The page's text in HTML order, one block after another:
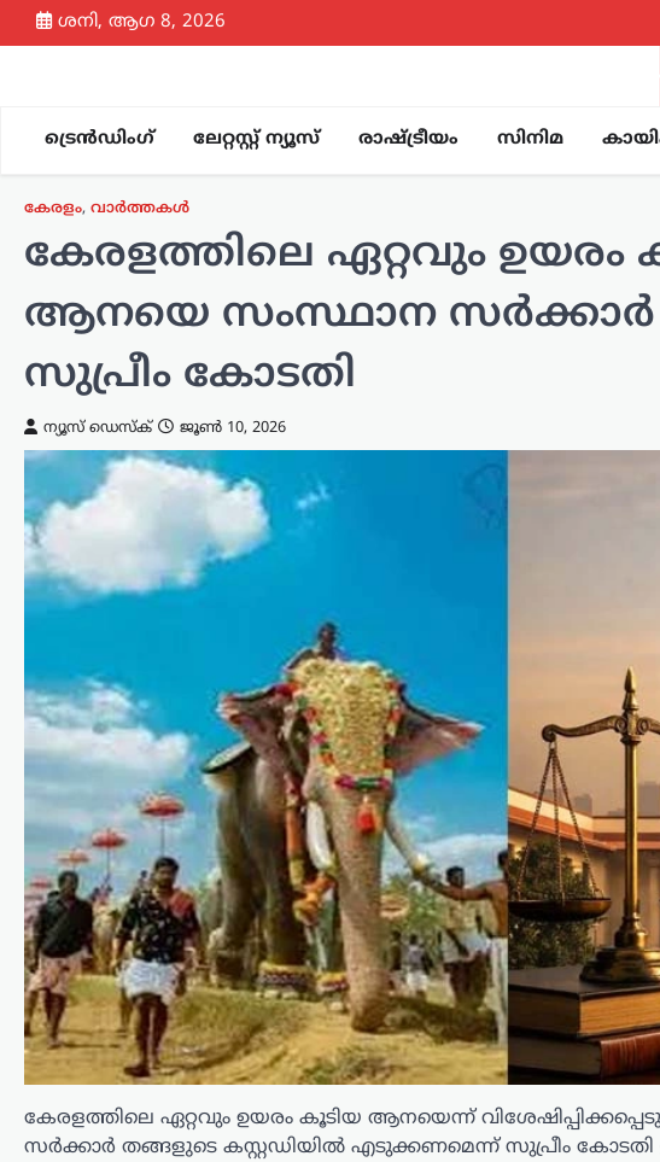
Skip
to
ശനി, ആഗ 8, 2026
ട്രെൻഡിംഗ് ലേറ്റസ്റ്റ് ന്യൂസ് രാഷ്ട്രീയം സിനിമ
കേരളം, വാർത്തകൾ
കേരളത്തിലെ ഏറ്റവും
ആനയെ സംസ്ഥാന സർക്കാർ
സുപ്രീം കോടതി
ന്യൂസ് ഡെസ്ക് ജൂൺ 10, 2026
കേരളത്തിലെ ഏറ്റവും ഉയരം കൂടിയ ആനയെന്ന്
സർക്കാർ തങ്ങളുടെ കസ്റ്റഡിയിൽ എടുക്കണമെന്ന് സുപ്രീം